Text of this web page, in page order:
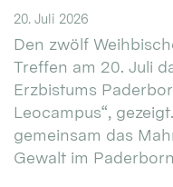
20. Juli 2026
Den zwölf
Treffen am 20. Juli
Erzbistums
Leocampus“,
gemeinsam das
Gewalt im